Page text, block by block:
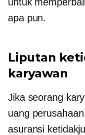
apa pun.
Liputan
karyawan
Jika seorang
uang
asuransi